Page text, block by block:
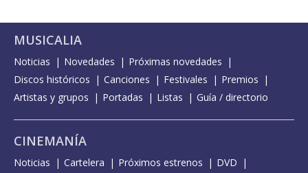
MUSICALIA
Noticias Novedades
Próximas novedades
Discos históricos
Canciones Festivales
Premios
Artistas y grupos
Portadas Listas Guía / directorio
CINEMANÍA
Noticias Cartelera Próximos estrenos
DVD